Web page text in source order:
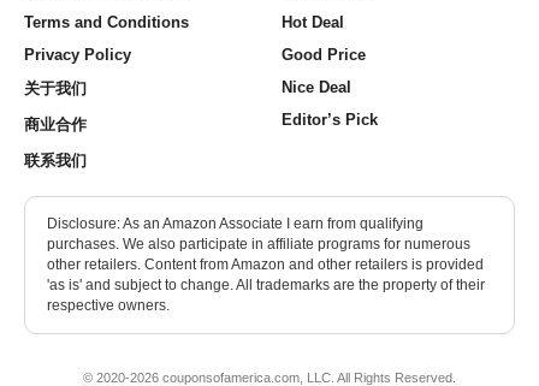
Terms and Conditions
Privacy Policy
关于我们
商业合作
联系我们
Hot Deal
Good Price
Nice Deal
Editor’s Pick
Disclosure: As an Amazon Associate I earn from qualifying
purchases. We also participate in affiliate programs for numerous
other retailers. Content from Amazon and other retailers is provided
'as is' and subject to change. All trademarks are the property of their
respective owners.
© 2020-2026 couponsofamerica.com, LLC. All Rights Reserved.